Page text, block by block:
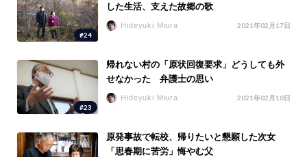
#24
した生活、支えた故郷の歌
Hideyuki Miura 2021年02月17日
#23
帰れない村の「原状回復要求」どうしても外
せなかった 弁護士の思い
Hideyuki Miura 2021年02月10日
原発事故で転校、帰りたいと懇願した次女
「思春期に苦労」悔やむ父